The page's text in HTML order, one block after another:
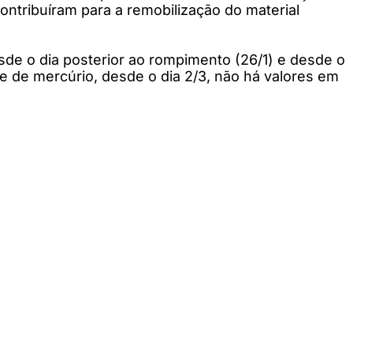
para a remobilização do material
o dia posterior ao rompimento (26/1) e desde o
de mercúrio, desde o dia 2/3, não há valores em